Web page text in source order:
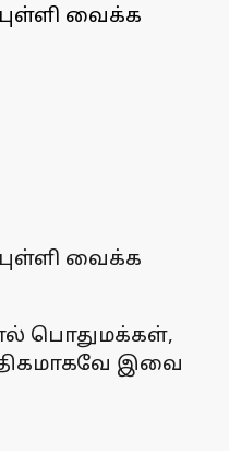
வைக்க
வைக்க
பொதுமக்கள்,
இவை